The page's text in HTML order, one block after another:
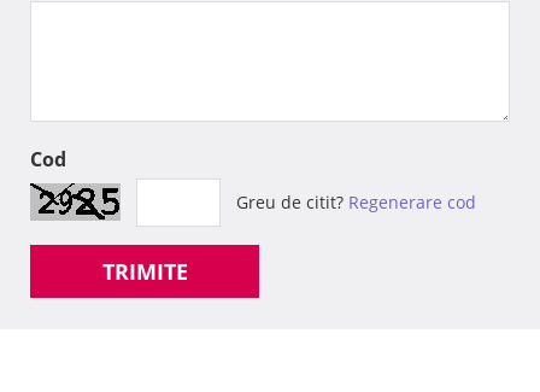
Cod
Greu de citit? Regenerare cod
TRIMITE